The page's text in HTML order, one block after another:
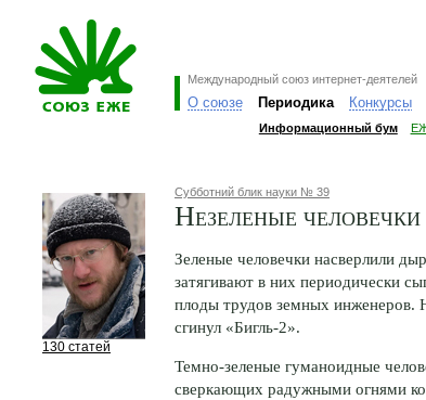
Международный союз интернет-деятелей
О союзе Периодика Конкурсы
Информационный бум
130 статей
Субботний блик науки № 39
Незеленые человечки
Зеленые человечки насверлили
затягивают в них периодически
плоды трудов земных инженеров.
сгинул «Бигль-2».
Темно-зеленые гуманоидные
сверкающих радужными огнями